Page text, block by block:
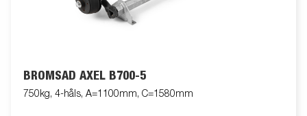
BROMSAD AXEL B700-5
750kg, 4-håls, A=1100mm, C=1580mm